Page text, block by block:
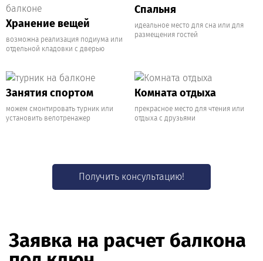
Хранение вещей
возможна реализация подиума или
отдельной кладовки с дверью
Спальня
идеальное место для сна или для
размещения гостей
Занятия спортом
можем смонтировать турник или
установить велотренажер
Комната отдыха
прекрасное место для чтения или
отдыха с друзьями
Получить консультацию!
Заявка на расчет балкона